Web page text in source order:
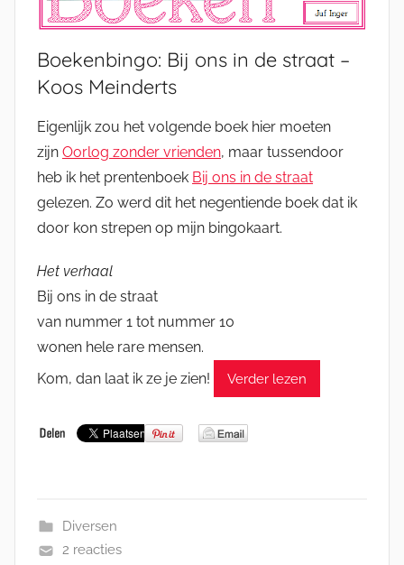
Boekenbingo: Bij ons in de straat –
Koos Meinderts
Eigenlijk zou het volgende boek hier moeten
zijn Oorlog zonder vrienden, maar tussendoor
heb ik het prentenboek Bij ons in de straat
gelezen. Zo werd dit het negentiende boek dat ik
door kon strepen op mijn bingokaart.
Het verhaal
Bij ons in de straat
van nummer 1 tot nummer 10
wonen hele rare mensen.
Kom, dan laat ik ze je zien!
Verder lezen
Diversen
2 reacties